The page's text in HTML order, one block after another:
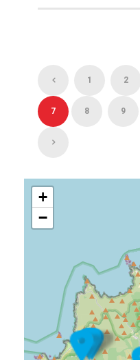
1 2
7 8 9
+
−